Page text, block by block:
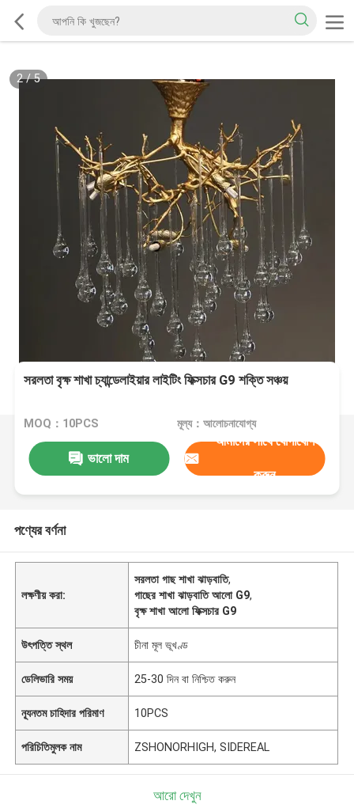
2/5
সরলতা বৃক্ষ শাখা চ্যান্ডেলাইয়ার লাইটিং ফিক্সচার G9 শক্তি সঞ্চয়
MOQ：10PCS মূল্য：আলোচনাযোগ্য
ভালো দাম
আমাদের সাথে যোগাযোগ
করুন
পণ্যের বর্ণনা
লক্ষণীয় করা:
সরলতা গাছ শাখা ঝাড়বাতি,
গাছের শাখা ঝাড়বাতি আলো G9,
বৃক্ষ শাখা আলো ফিক্সচার G9
উৎপত্তি স্থল চীনা মূল ভূখণ্ড
ডেলিভারি সময় 25-30 দিন বা নিশ্চিত করুন
ন্যূনতম চাহিদার পরিমাণ 10PCS
পরিচিতিমুলক নাম ZSHONORHIGH, SIDEREAL
আরো দেখুন